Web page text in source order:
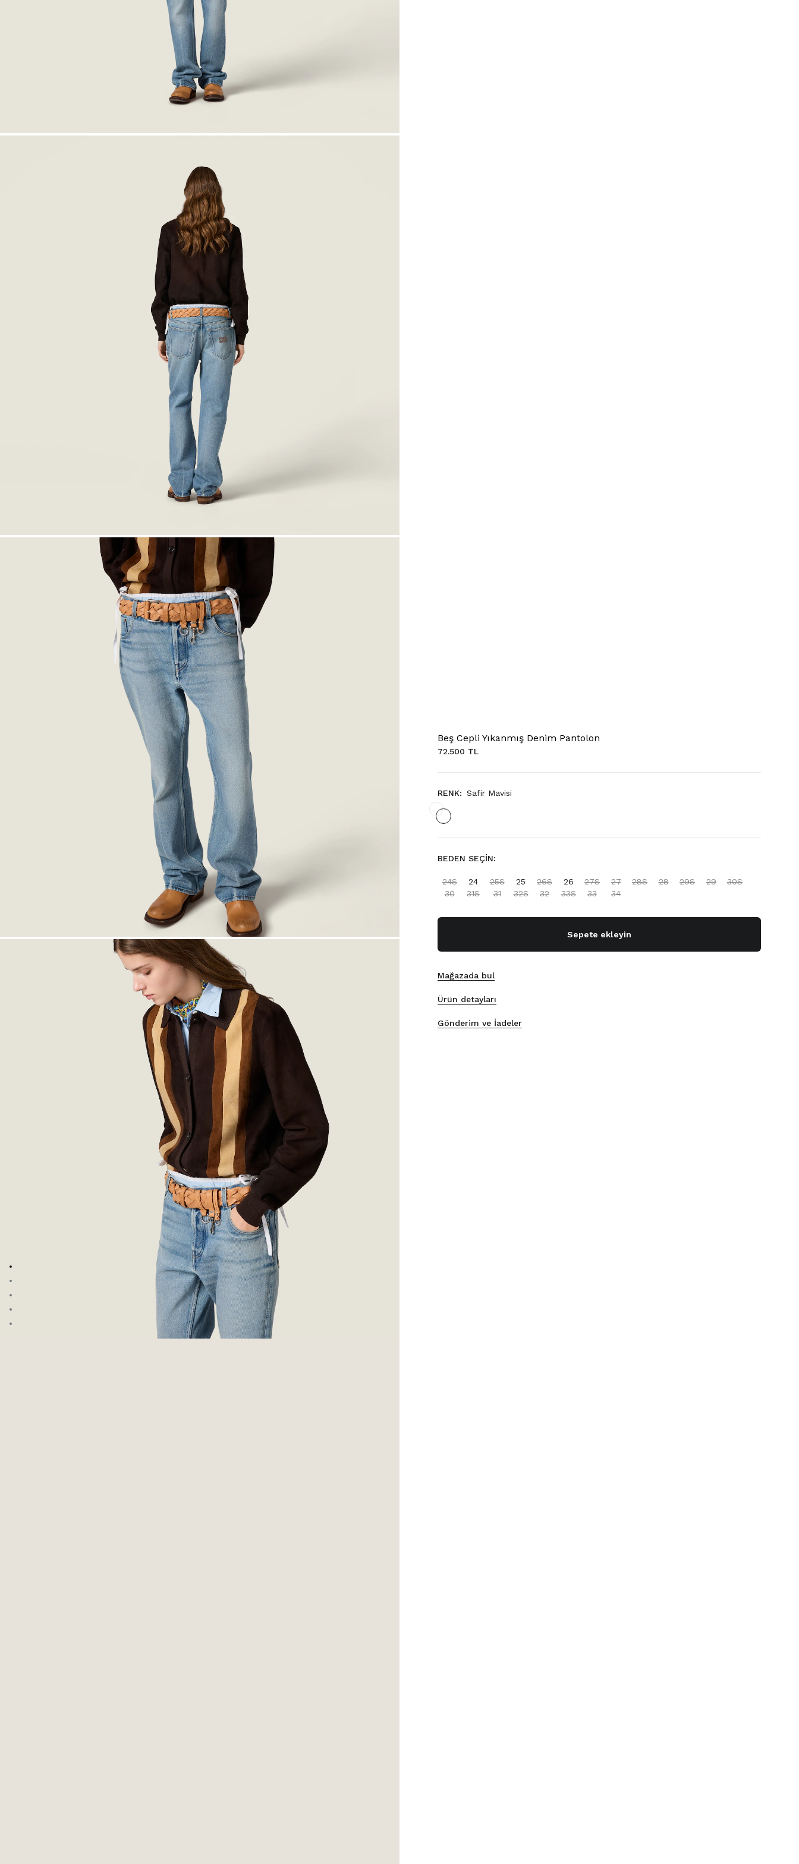
Beş Cepli Yıkanmış Denim Pantolon
72.500 TL
RENK: Safir Mavisi
BEDEN SEÇIN:
24S 24 25S 25 26S 26 27S 27 28S 28 29S 29
30S
30
31S 31 32S 32 33S 33 34
Sepete ekleyin
Mağazada bul
Ürün detayları
Gönderim ve İadeler